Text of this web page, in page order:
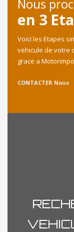
Nous
en 3
Voici les Etapes
vehicule de votre
grace a
CONTACTER Nous